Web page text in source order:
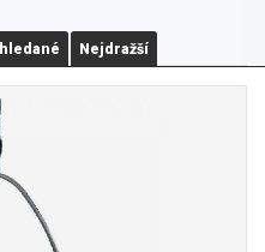
typy jsou přímo z Finska.
Nejdražší